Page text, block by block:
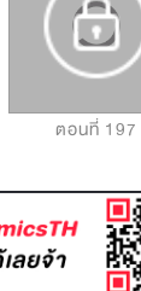
ตอนที่ 197